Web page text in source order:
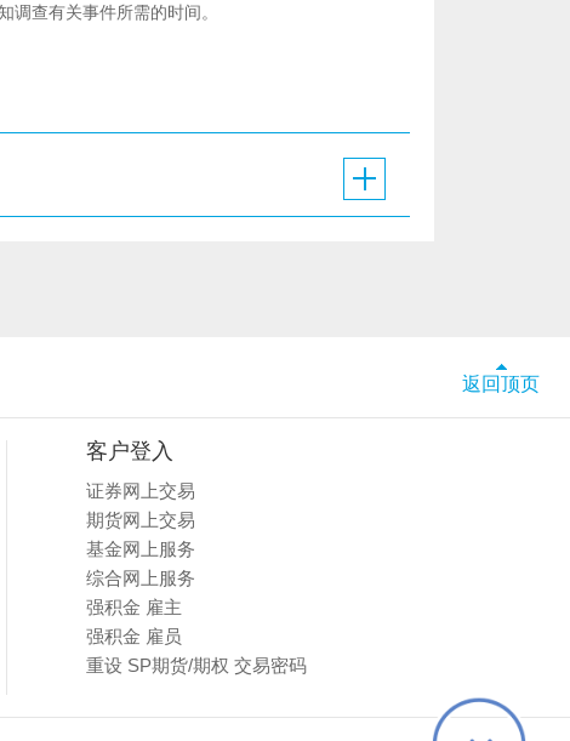
调查有关事件所需的时间。
返回顶页
客户登入
证券网上交易
期货网上交易
基金网上服务
综合网上服务
强积金 雇主
强积金 雇员
重设 SP期货/期权 交易密码